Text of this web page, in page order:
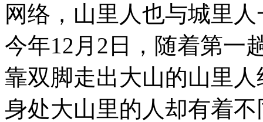
网络，山里人也与城里
今年12月2日，随着第一
靠双脚走出大山的山里
身处大山里的人却有着